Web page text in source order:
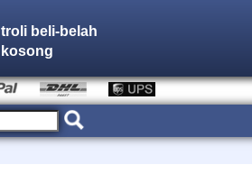
troli beli-belah
kosong